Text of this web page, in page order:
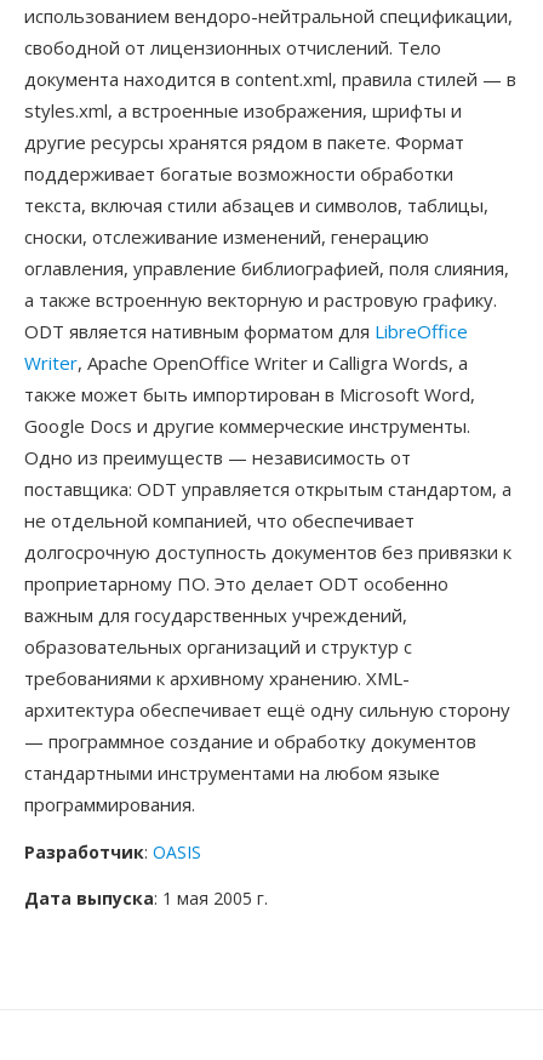
использованием вендоро-нейтральной спецификации,
свободной от лицензионных отчислений. Тело
документа находится в content.xml, правила стилей — в
styles.xml, а встроенные изображения, шрифты и
другие ресурсы хранятся рядом в пакете. Формат
поддерживает богатые возможности обработки
текста, включая стили абзацев и символов, таблицы,
сноски, отслеживание изменений, генерацию
оглавления, управление библиографией, поля слияния,
а также встроенную векторную и растровую графику.
ODT является нативным форматом для LibreOffice
Writer, Apache OpenOffice Writer и Calligra Words, а
также может быть импортирован в Microsoft Word,
Google Docs и другие коммерческие инструменты.
Одно из преимуществ — независимость от
поставщика: ODT управляется открытым стандартом, а
не отдельной компанией, что обеспечивает
долгосрочную доступность документов без привязки к
проприетарному ПО. Это делает ODT особенно
важным для государственных учреждений,
образовательных организаций и структур с
требованиями к архивному хранению. XML-
архитектура обеспечивает ещё одну сильную сторону
— программное создание и обработку документов
стандартными инструментами на любом языке
программирования.
Разработчик: OASIS
Дата выпуска: 1 мая 2005 г.